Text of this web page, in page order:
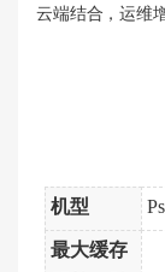
云端结合，运维
机型
最大缓存